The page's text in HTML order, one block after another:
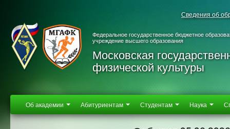
Сведения об
Федеральное государственное бюджетное
учреждение высшего образования
Московская
физической культуры
Об академии Абитуриентам Студентам Наука